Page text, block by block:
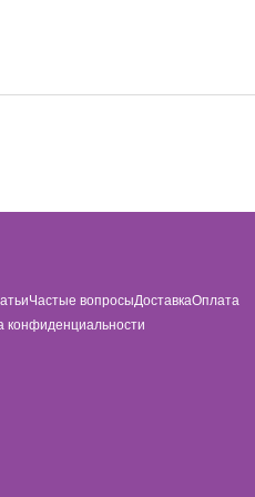
Частые вопросыДоставкаОплата
конфиденциальности